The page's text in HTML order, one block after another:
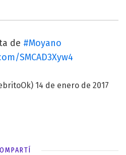
de #Moyano
SMCAD3Xyw4
14 de enero de 2017